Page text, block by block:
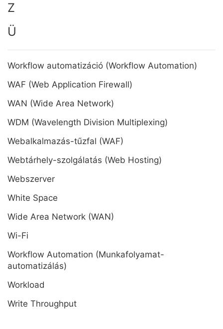
Z
Ü
Workflow automatizáció (Workflow Automation)
WAF (Web Application Firewall)
WAN (Wide Area Network)
WDM (Wavelength Division Multiplexing)
Webalkalmazás-tűzfal (WAF)
Webtárhely-szolgálatás (Web Hosting)
Webszerver
White Space
Wide Area Network (WAN)
Wi-Fi
Workflow Automation (Munkafolyamat-
automatizálás)
Workload
Write Throughput